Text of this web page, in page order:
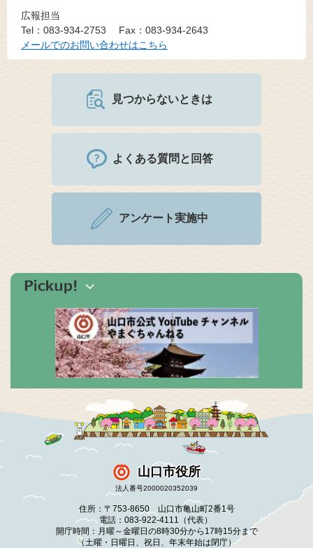
広報担当
Tel：083-934-2753
Fax：083-934-2643
メールでのお問い合わせはこちら
見つからないときは
よくある質問と回答
アンケート実施中
山口市役所
法人番号2000020352039
住所：〒753-8650 山口市亀山町2番1号
電話：083-922-4111（代表）
開庁時間：月曜～金曜日の8時30分から17時15分まで
（土曜・日曜日、祝日、年末年始は閉庁）